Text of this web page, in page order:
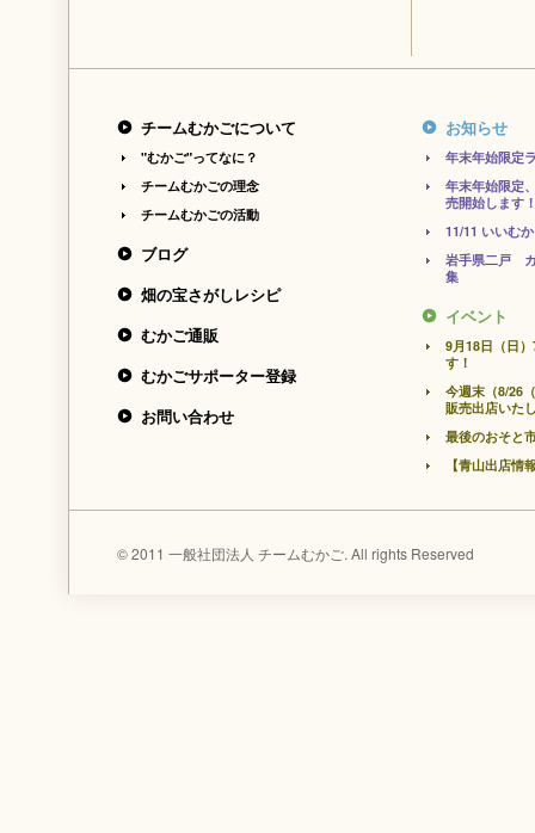
チームむかごについて
"むかご"ってなに？
チームむかごの理念
チームむかごの活動
ブログ
畑の宝さがしレシピ
むかご通販
むかごサポーター登録
お問い合わせ
お知らせ
年末年始限定
年末年始限定
売開始します
11/11 いいむ
岩手県二戸
集
イベント
9月18日（日
す！
今週末（8/26
販売出店いた
最後のおそと
【青山出店情
© 2011 一般社団法人 チームむかご. All rights Reserved